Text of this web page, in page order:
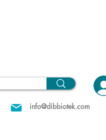
info@dibbiotek.com